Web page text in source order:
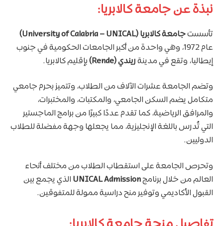
نبذة عن جامعة كالابريا:
تأسستجامعة كالابريا (University of Calabria – UNICAL)
عام 1972، وهي واحدة من أكبر الجامعات الحكومية في جنوب
إيطاليا، وتقع في مدينةريندي (Rende) بإقليم كالابريا.
وتضم الجامعة عشرات الآلاف من الطلاب، وتتميز بحرم جامعي
متكامل يضم السكن الجامعي، والمكتبات، والمختبرات،
والمرافق الرياضية، كما تقدم عددًا كبيرًا من برامج الماجستير
التي تُدرس باللغة الإنجليزية، مما يجعلها وجهة مفضلة للطلاب
الدوليين.
وتحرص الجامعة على استقطاب الطلاب من مختلف أنحاء
العالم من خلال برنامجUNICAL Admission الذي يجمع بين
القبول الأكاديمي وتوفير منح دراسية ممولة للمتفوقين.